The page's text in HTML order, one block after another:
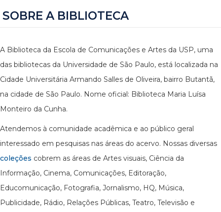
SOBRE A BIBLIOTECA
A Biblioteca da Escola de Comunicações e Artes da USP, uma
das bibliotecas da Universidade de São Paulo, está localizada na
Cidade Universitária Armando Salles de Oliveira, bairro Butantã,
na cidade de São Paulo. Nome oficial: Biblioteca Maria Luísa
Monteiro da Cunha.
Atendemos à comunidade acadêmica e ao público geral
interessado em pesquisas nas áreas do acervo. Nossas diversas
coleções cobrem as áreas de Artes visuais, Ciência da
Informação, Cinema, Comunicações, Editoração,
Educomunicação, Fotografia, Jornalismo, HQ, Música,
Publicidade, Rádio, Relações Públicas, Teatro, Televisão e